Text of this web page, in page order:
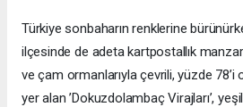
Türkiye sonbaharın renklerine
ilçesinde de adeta kartpostallık
ve çam ormanlarıyla çevrili, yüzde 78’i
yer alan ’Dokuzdolambaç Virajları’,